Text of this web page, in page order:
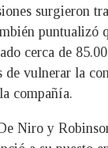
surgieron
puntualizó
cerca de
de vulnerar la
compañía.
Niro y